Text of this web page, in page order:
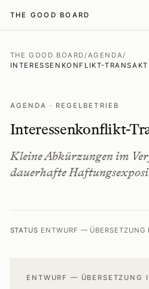
THE GOOD BOARD
THE GOOD BOARD/AGENDA/
INTERESSENKONFLIKT-
AGENDA · REGELBETRIEB
Interessenkonflikt-
Kleine Abkürzungen im
dauerhafte
STATUS ENTWURF — ÜBERSETZUNG
ENTWURF — ÜBERSETZUNG